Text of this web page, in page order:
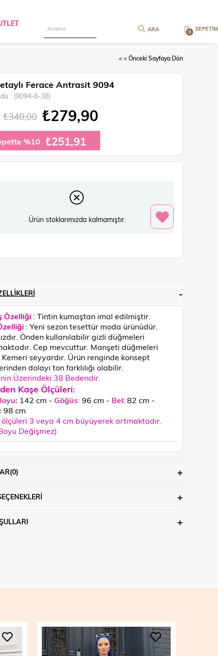
SEPETIM
0
< < Önceki Sayfaya Dön
Ferace Antrasit 9094
(9094-6-38)
₺340,00 ₺279,90
%10 ₺251,91
Ürün stoklarımızda kalmamıştır.
Özelliği : Tintin kumaştan imal edilmiştir.
: Yeni sezon tesettür moda ürünüdür.
Önden kullanılabilir gizli düğmeleri
Cep mevcuttur. Manşeti düğmeleri
seyyardır. Ürün renginde konsept
dolayı ton farklılığı olabilir.
Üzerindeki 38 Bedendir.
Kaşe Ölçüleri:
142 cm - Göğüs: 96 cm - Bel:82 cm -
98 cm
3 veya 4 cm büyüyerek artmaktadır.
Değişmez)
(0)